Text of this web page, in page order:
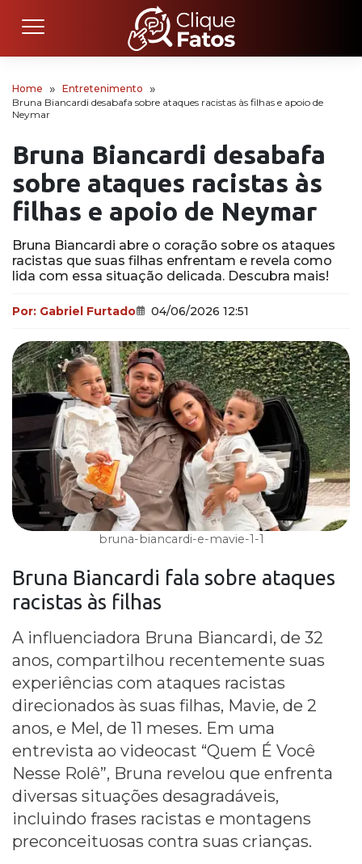
Home
Entretenimento
Bruna Biancardi desabafa sobre ataques racistas às filhas e apoio de
Neymar
Bruna Biancardi desabafa
sobre ataques racistas às
filhas e apoio de Neymar
Bruna Biancardi abre o coração sobre os ataques
racistas que suas filhas enfrentam e revela como
lida com essa situação delicada. Descubra mais!
Por: Gabriel Furtado 04/06/2026 12:51
bruna-biancardi-e-mavie-1-1
Bruna Biancardi fala sobre ataques
racistas às filhas
A influenciadora Bruna Biancardi, de 32
anos, compartilhou recentemente suas
experiências com ataques racistas
direcionados às suas filhas, Mavie, de 2
anos, e Mel, de 11 meses. Em uma
entrevista ao videocast “Quem É Você
Nesse Rolê”, Bruna revelou que enfrenta
diversas situações desagradáveis,
incluindo frases racistas e montagens
preconceituosas contra suas crianças.